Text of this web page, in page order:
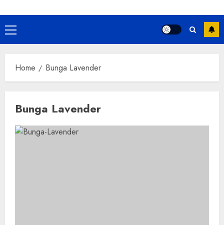
Primary
Menu
Home Bunga Lavender
Bunga Lavender